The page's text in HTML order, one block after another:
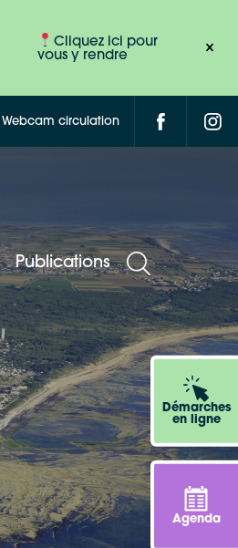
Cliquez ici pour
vous y rendre
Démarches
en ligne
Agenda
Webcam circulation
Publications